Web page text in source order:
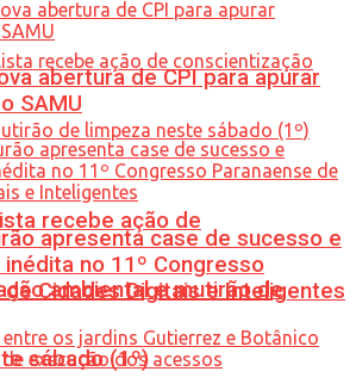
recebe ação de
ambiental e mutirão de
sábado (1º)
abertura de CPI para apurar
SAMU
apresenta case de sucesso e
no 11º Congresso
de Cidades Digitais e Inteligentes